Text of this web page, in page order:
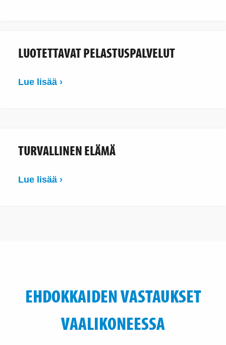
LUOTETTAVAT PELASTUSPALVELUT
Lue lisää ›
TURVALLINEN ELÄMÄ
Lue lisää ›
EHDOKKAIDEN VASTAUKSET
VAALIKONEESSA